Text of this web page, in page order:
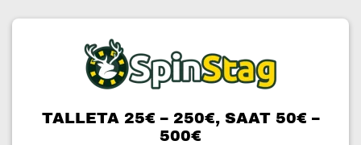
TALLETA 25€ – 250€, SAAT 50€ –
500€